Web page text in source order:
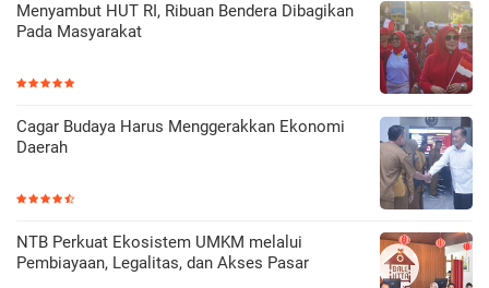
Menyambut HUT RI, Ribuan Bendera Dibagikan
Pada Masyarakat
Cagar Budaya Harus Menggerakkan Ekonomi
Daerah
NTB Perkuat Ekosistem UMKM melalui
Pembiayaan, Legalitas, dan Akses Pasar